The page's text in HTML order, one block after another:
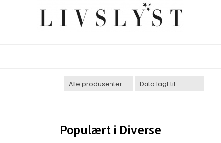
Populært i Diverse